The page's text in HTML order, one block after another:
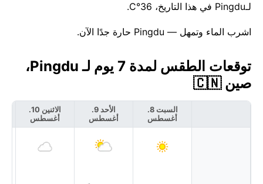
لـPingdu في هذا التاريخ، 36°C.
اشرب الماء وتمهل — Pingdu حارة جدًا الآن.
توقعات الطقس لمدة 7 يوم لـ Pingdu،
صين 🇨🇳
السبت 8.
أغسطس
الأحد 9.
أغسطس
الاثنين 10.
أغسطس